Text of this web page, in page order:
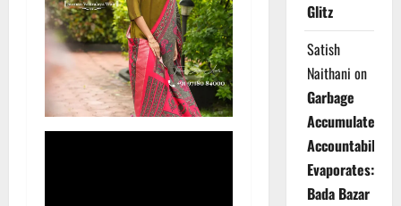
Glitz
Satish
Naithani on
Garbage
Accumulates,
Accountability
Evaporates:
Bada Bazar